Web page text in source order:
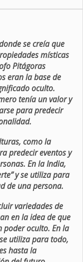
se creía que
místicas
Pitágoras
eran la base de
oculto.
tenía un valor y
para predecir
como la
predecir eventos y
En la India,
y se utiliza para
de una persona.
variedades de
en la idea de que
poder oculto. En la
utiliza para todo,
hasta la